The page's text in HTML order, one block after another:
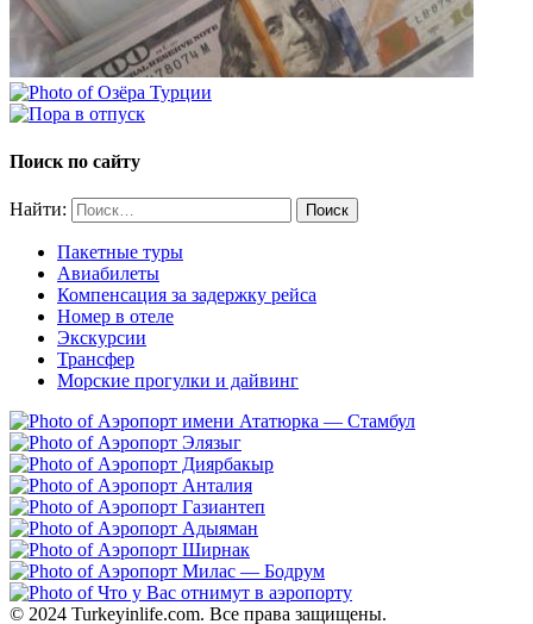
Поиск по сайту
Найти:
Пакетные туры
Авиабилеты
Компенсация за задержку рейса
Номер в отеле
Экскурсии
Трансфер
Морские прогулки и дайвинг
© 2024 Turkeyinlife.com. Все права защищены.